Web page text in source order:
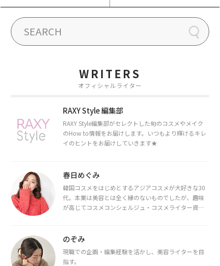
WRITERS
オフィシャルライター
RAXY Style 編集部
RAXY Style編集部がセレクトした旬のコスメやメイク
のHow to情報をお届けします。いつもより輝けるキレ
イのヒントをお届けしていきます★
春日めぐみ
韓国コスメをはじめとするアジアコスメが大好きな30
代。本業は美容とは全く縁のないものでしたが、趣味
が高じてコスメコンシェルジュ・コスメライター資格
断・骨格診断によるイメージコンサルティングも行っ
のぞみ
現職での企画・編集経験を活かし、美容ライターを目
指す。